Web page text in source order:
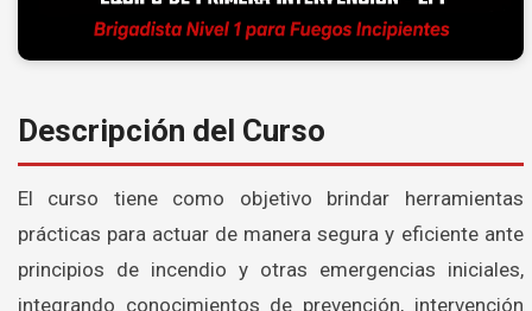
Descripción del Curso
El curso tiene como objetivo brindar herramientas
prácticas para actuar de manera segura y eficiente ante
principios de incendio y otras emergencias iniciales,
integrando conocimientos de prevención, intervención